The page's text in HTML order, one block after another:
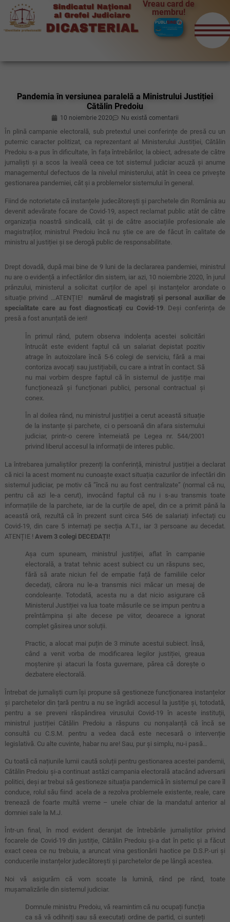
Vreau card de
membru!
Pandemia în versiunea paralelă a Ministrului Justiției
Cătălin Predoiu
10 noiembrie 2020 Nu există comentarii
În plină campanie electorală, sub pretextul unei conferințe de presă cu un
puternic caracter politizat, ca reprezentant al Ministerului Justiției, Cătălin
Predoiu s-a pus în dificultate, în fața întrebărilor, la obiect, adresate de către
jurnaliști și a scos la iveală ceea ce tot sistemul judiciar acuză și anume
managementul defectuos de la nivelul ministerului, atât în ceea ce privește
gestionarea pandemiei, cât și a problemelor sistemului în general.
Fiind de notorietate că instanțele judecătorești și parchetele din România au
devenit adevărate focare de Covid-19, aspect reclamat public atât de către
organizația noastră sindicală, cât și de către asociațiile profesionale ale
magistraților, ministrul Predoiu încă nu știe ce are de făcut în calitate de
ministru al justiției și se derogă public de responsabilitate.
Drept dovadă, după mai bine de 9 luni de la declararea pandemiei, ministrul
nu are o evidență a infectărilor din sistem, iar azi, 10 noiembrie 2020, în jurul
prânzului, ministerul a solicitat curților de apel și instanțelor arondate o
situație privind …ATENȚIE! numărul de magistrați și personal auxiliar de
specialitate care au fost diagnosticați cu Covid-19. Deși conferința de
presă a fost anunțată de ieri!
În primul rând, putem observa indolența acestei solicitări
întrucât este evident faptul că un salariat depistat pozitiv
atrage în autoizolare încă 5-6 colegi de serviciu, fără a mai
contoriza avocați sau justițiabili, cu care a intrat în contact. Să
nu mai vorbim despre faptul că în sistemul de justiție mai
funcționează și funcționari publici, personal contractual și
conex.
În al doilea rând, nu ministrul justiției a cerut această situație
de la instanțe și parchete, ci o persoană din afara sistemului
judiciar, printr-o cerere întemeiată pe Legea nr. 544/2001
privind liberul accesul la informații de interes public.
La întrebarea jurnaliștilor prezenți la conferință, ministrul justiției a declarat
că nici la acest moment nu cunoaște exact situația cazurilor de infectări din
sistemul judiciar, pe motiv că ”încă nu au fost centralizate” (normal că nu,
pentru că azi le-a cerut), invocând faptul că nu i s-au transmis toate
informațiile de la parchete, iar de la curțile de apel, din ce a primit până la
această oră, rezultă că în prezent sunt circa 546 de salariați infectați cu
Covid-19, din care 5 internați pe secția A.T.I., iar 3 persoane au decedat.
ATENȚIE ! Avem 3 colegi DECEDAȚI!
Așa cum spuneam, ministrul justiției, aflat în campanie
electorală, a tratat tehnic acest subiect cu un răspuns sec,
fără să arate niciun fel de empatie față de familiile celor
decedați, cărora nu le-a transmis nici măcar un mesaj de
condoleanțe. Totodată, acesta nu a dat nicio asigurare că
Ministerul Justiției va lua toate măsurile ce se impun pentru a
preîntâmpina și alte decese pe viitor, deoarece a ignorat
complet găsirea unor soluții.
Practic, a alocat mai puțin de 3 minute acestui subiect. însă,
când a venit vorba de modificarea legilor justiției, greaua
moștenire și atacuri la fosta guvernare, părea că dorește o
dezbatere electorală.
Întrebat de jurnaliști cum își propune să gestioneze funcționarea instanțelor
și parchetelor din țară pentru a nu se îngrădi accesul la justiție și, totodată,
pentru a se preveni răspândirea virusului Covid-19 în aceste instituții,
ministrul justiției Cătălin Predoiu a răspuns cu nonșalanță că încă se
consultă cu C.S.M. pentru a vedea dacă este necesară o intervenție
legislativă. Cu alte cuvinte, habar nu are! Sau, pur și simplu, nu-i pasă…
Cu toată că națiunile lumii caută soluții pentru gestionarea acestei pandemii,
Cătălin Predoiu și-a continuat astăzi campania electorală atacând adversarii
politici, deși ar trebui să gestioneze situația pandemică în sistemul pe care îl
conduce, rolul său fiind acela de a rezolva problemele existente, reale, care
trenează de foarte multă vreme – unele chiar de la mandatul anterior al
domniei sale la M.J.
Într-un final, în mod evident deranjat de întrebările jurnaliștilor privind
focarele de Covid-19 din justiție, Cătălin Predoiu și-a dat în petic și a făcut
exact ceea ce nu trebuia, a aruncat vina gestionării haotice pe D.S.P.-uri și
conducerile instanțelor judecătorești și parchetelor de pe lângă acestea.
Noi vă asigurăm că vom scoate la lumină, rând pe rând, toate
mușamalizările din sistemul judiciar.
Domnule ministru Predoiu, vă reamintim că nu ocupați funcția
ca să vă odihniți sau să executați ordine de partid, ci sunteți